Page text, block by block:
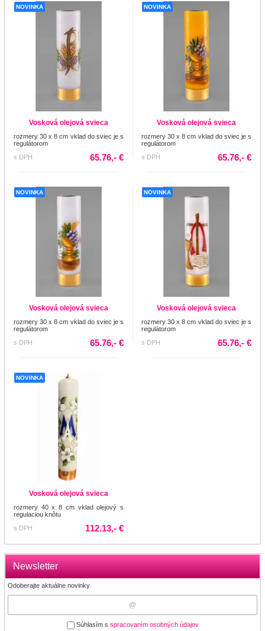
Newsletter
Odoberajte aktuálne novinky
Súhlasím s spracovaním osobných údajov
NOVINKA
Vosková olejová svieca
rozmery 30 x 8 cm vklad do sviec je s
regulátorom
s DPH
65.76,- €
NOVINKA
Vosková olejová svieca
rozmery 30 x 8 cm vklad do sviec je s
regulátorom
s DPH
65.76,- €
NOVINKA
Vosková olejová svieca
rozmery 30 x 8 cm vklad do sviec je s
regulátorom
s DPH
65.76,- €
NOVINKA
Vosková olejová svieca
rozmery 30 x 8 cm vklad do sviec je s
regulátorom
s DPH
65.76,- €
NOVINKA
Vosková olejová svieca
rozmery 40 x 8 cm vklad olejový s
regulaciou knôtu
s DPH
112.13,- €